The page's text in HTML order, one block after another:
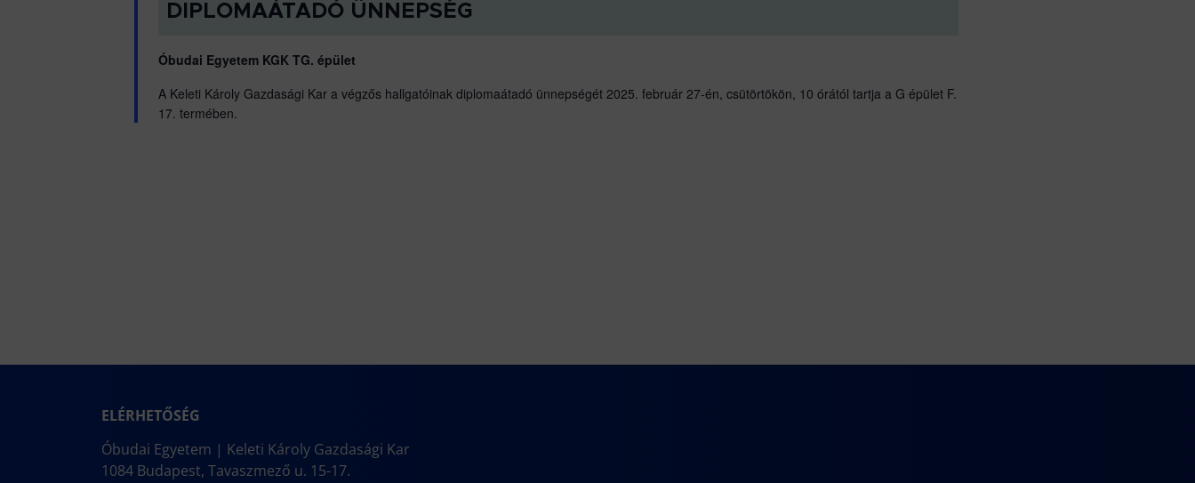
DIPLOMAÁTADÓ ÜNNEPSÉG
Óbudai Egyetem KGK TG. épület
A Keleti Károly Gazdasági Kar a végzős hallgatóinak diplomaátadó ünnepségét 2025. február 27-én, csütörtökön, 10 órától tartja a G épület F.
17. termében.
ELÉRHETŐSÉG
Óbudai Egyetem | Keleti Károly Gazdasági Kar
1084 Budapest, Tavaszmező u. 15-17.